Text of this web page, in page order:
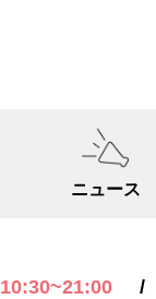
ニュース
10:30~21:00 /